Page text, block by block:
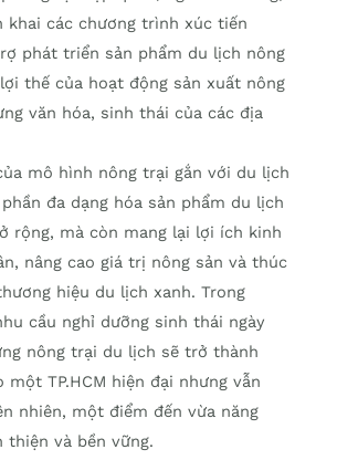
khai các chương trình xúc tiến
phát triển sản phẩm du lịch nông
thế của hoạt động sản xuất nông
văn hóa, sinh thái của các địa
mô hình nông trại gắn với du lịch
đa dạng hóa sản phẩm du lịch
rộng, mà còn mang lại lợi ích kinh
nâng cao giá trị nông sản và thúc
hiệu du lịch xanh. Trong
cầu nghỉ dưỡng sinh thái ngày
nông trại du lịch sẽ trở thành
một TP.HCM hiện đại nhưng vẫn
nhiên, một điểm đến vừa năng
thiện và bền vững.